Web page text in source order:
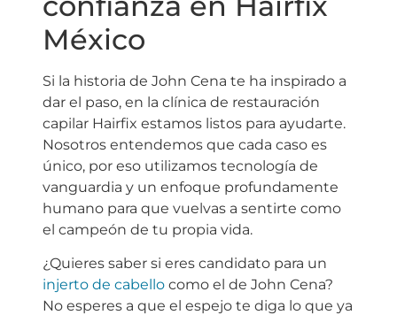
México
Si la historia de John Cena te ha inspirado a
dar el paso, en la clínica de restauración
capilar Hairfix estamos listos para ayudarte.
Nosotros entendemos que cada caso es
único, por eso utilizamos tecnología de
vanguardia y un enfoque profundamente
humano para que vuelvas a sentirte como
el campeón de tu propia vida.
¿Quieres saber si eres candidato para un
injerto de cabello como el de John Cena?
No esperes a que el espejo te diga lo que ya